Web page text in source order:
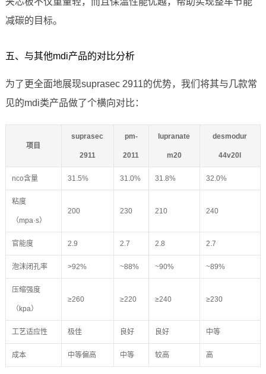
减碳的目标。
五、与其他mdi产品的对比分析
为了更全面地展现suprasec 2911的优势，我们将其与几款常
见的mdi类产品做了个横向对比：
项目
suprasec
2911
pm-
2011
lupranate
m20
desmodur
44v20l
nco含量 31.5% 31.0% 31.8% 32.0%
粘度
（mpa·s）
200 230 210 240
官能度 2.9 2.7 2.8 2.7
泡沫闭孔率 >92% ~88% ~90% ~89%
压缩强度
（kpa）
≥260 ≥220 ≥240 ≥230
工艺适应性 极佳 良好 良好 中等
成本 中等偏高 中等 较高 高